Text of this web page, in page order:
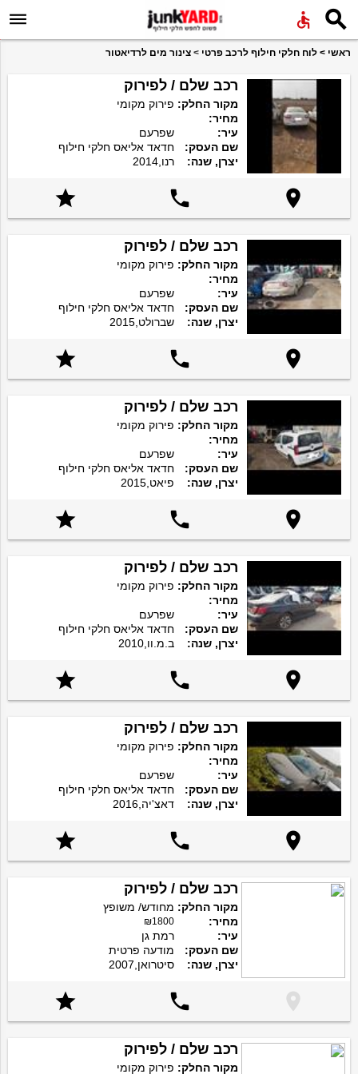
 
ראשי > לוח חלקי חילוף לרכב פרטי > צינור מים לרדיאטור
רכב שלם / לפירוק
מקור החלק: פירוק מקומי
מחיר:
עיר:
שפרעם
שם העסק:
חדאד אליאס חלקי חילוף
יצרן, שנה:
רנו,2014



רכב שלם / לפירוק
מקור החלק: פירוק מקומי
מחיר:
עיר:
שפרעם
שם העסק:
חדאד אליאס חלקי חילוף
יצרן, שנה:
שברולט,2015



רכב שלם / לפירוק
מקור החלק: פירוק מקומי
מחיר:
עיר:
שפרעם
שם העסק:
חדאד אליאס חלקי חילוף
יצרן, שנה:
פיאט,2015



רכב שלם / לפירוק
מקור החלק: פירוק מקומי
מחיר:
עיר:
שפרעם
שם העסק:
חדאד אליאס חלקי חילוף
יצרן, שנה:
ב.מ.וו,2010



רכב שלם / לפירוק
מקור החלק: פירוק מקומי
מחיר:
עיר:
שפרעם
שם העסק:
חדאד אליאס חלקי חילוף
יצרן, שנה:
דאצ'יה,2016



רכב שלם / לפירוק
מקור החלק: מחודש/ משופץ
מחיר:
₪1800
עיר:
רמת גן
שם העסק:
מודעה פרטית
יצרן, שנה:
סיטרואן,2007



רכב שלם / לפירוק
מקור החלק: פירוק מקומי